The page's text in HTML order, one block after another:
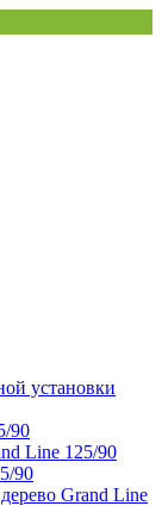
установки
90
Line 125/90
90
Grand Line